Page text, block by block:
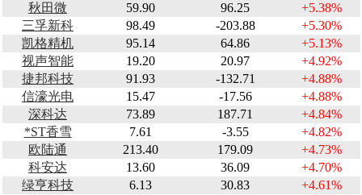
秋田微
59.90 96.25
+5.38%
三孚新科
98.49 -203.88
+5.30%
凯格精机
95.14 64.86
+5.13%
视声智能
19.20 20.97
+4.92%
捷邦科技
91.93 -132.71
+4.88%
信濠光电
15.47 -17.56
+4.88%
深科达
73.89 187.71
+4.84%
*ST香雪
7.61 -3.55
+4.82%
欧陆通
213.40 179.09
+4.73%
科安达
13.60 36.09
+4.70%
绿亨科技
6.13 30.83
+4.61%